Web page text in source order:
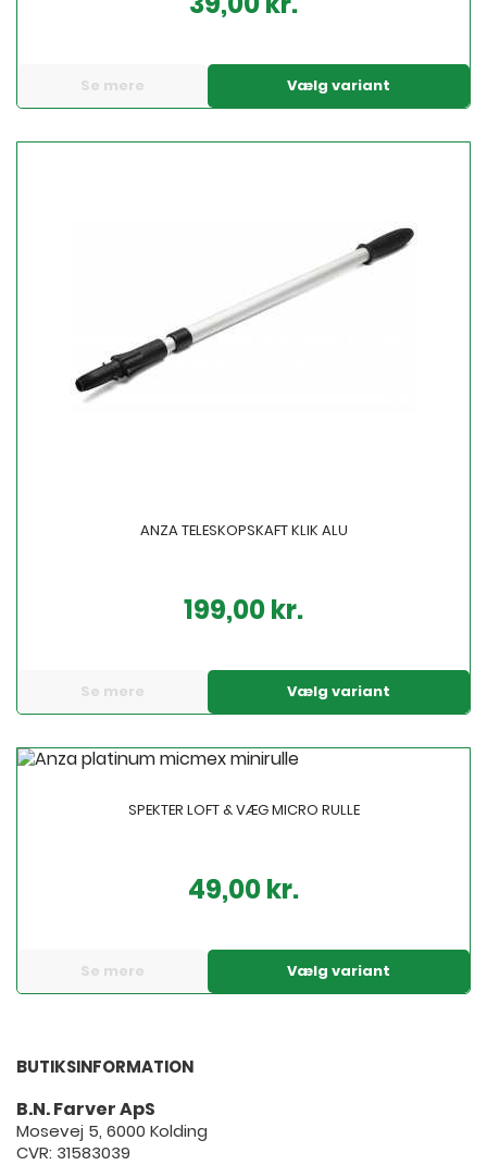
Se mere Vælg variant
ANZA TELESKOPSKAFT KLIK ALU
199,00 kr.
Se mere Vælg variant
SPEKTER LOFT & VÆG MICRO RULLE
49,00 kr.
Se mere Vælg variant
BUTIKSINFORMATION
B.N. Farver ApS
Mosevej 5, 6000 Kolding
CVR: 31583039